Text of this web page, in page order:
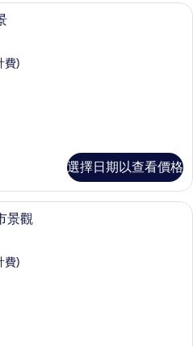
迷你吧、書桌、筆電工作空間、遮光
費)
選擇日期以查看價格
尊榮客房, 1 張特大雙人床, 城市景觀 |
景觀
費)